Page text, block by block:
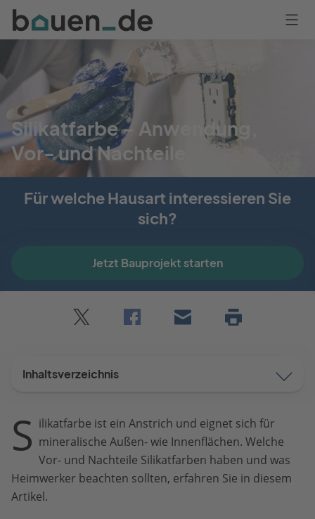
Bauen
Logo
Silikatfarbe – Anwendung,
Vor- und Nachteile
Aktualisiert am 12. März 2024
Für welche Hausart interessieren Sie
sich?
Jetzt Bauprojekt starten
Inhaltsverzeichnis
S ilikatfarbe ist ein Anstrich und eignet sich für
mineralische Außen- wie Innenflächen. Welche
Vor- und Nachteile Silikatfarben haben und was
Heimwerker beachten sollten, erfahren Sie in diesem
Artikel.